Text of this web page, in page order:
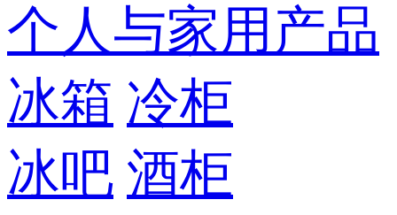
个人与家用产品
冰箱 冷柜
冰吧 酒柜